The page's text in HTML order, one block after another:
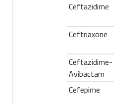
Ceftazidime
Ceftriaxone
Ceftazidime-
Avibactam
Cefepime